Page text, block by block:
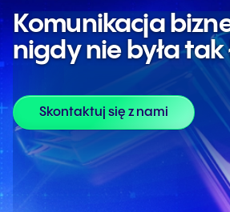
Komunikacja
nigdy nie była tak
Skontaktuj się z nami